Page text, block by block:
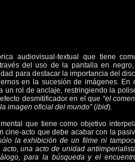
audiovisual-textual que tiene
del uso de la pantalla en
para destacar la importancia del
en la sucesión de imágenes. En
un rol de anclaje, restringiendo la
desmitificador en el que “el
imagen oficial del mundo”(ibid).
que tiene como objetivo
cine-acto que debe acabar con la
la exhibición de un filme ni
una acto de unidad
para la búsqueda y el